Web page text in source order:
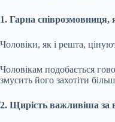
1. Гарна співрозмовниця,
Чоловіки, як і решта,
Чоловікам подобається
змусить його захотіти
2. Щирість важливіша за